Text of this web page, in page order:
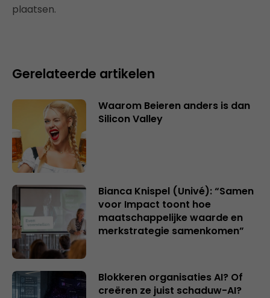
plaatsen.
Gerelateerde artikelen
Waarom Beieren anders is dan
Silicon Valley
Bianca Knispel (Univé): “Samen
voor Impact toont hoe
maatschappelijke waarde en
merkstrategie samenkomen”
Blokkeren organisaties AI? Of
creëren ze juist schaduw-AI?